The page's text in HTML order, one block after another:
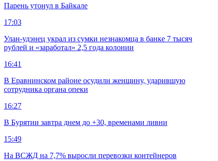
Парень утонул в Байкале
17:03
Улан-удэнец украл из сумки незнакомца в банке 7 тысяч
рублей и «заработал» 2,5 года колонии
16:41
В Еравнинском районе осудили женщину, ударившую
сотрудника органа опеки
16:27
В Бурятии завтра днем до +30, временами ливни
15:49
На ВСЖД на 7,7% выросли перевозки контейнеров